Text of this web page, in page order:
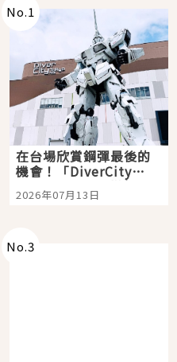
No.1
在台場欣賞鋼彈最後的
機會！「DiverCity
Tokyo Plaza」搭船、
購物、美食及夜景，一
2026年07月13日
No.3